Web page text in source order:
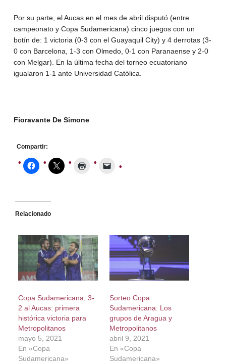
Por su parte, el Aucas en el mes de abril disputó (entre
campeonato y Copa Sudamericana) cinco juegos con un
botín de: 1 victoria (0-3 con el Guayaquil City) y 4 derrotas (3-
0 con Barcelona, 1-3 con Olmedo, 0-1 con Paranaense y 2-0
con Melgar). En la última fecha del torneo ecuatoriano
igualaron 1-1 ante Universidad Católica.
Fioravante De Simone
Compartir:
Relacionado
Copa Sudamericana, 3-
2 al Aucas: primera
histórica victoria para
Metropolitanos
mayo 5, 2021
En «Copa
Sudamericana»
Sorteo Copa
Sudamericana: Los
grupos de Aragua y
Metropolitanos
abril 9, 2021
En «Copa
Sudamericana»